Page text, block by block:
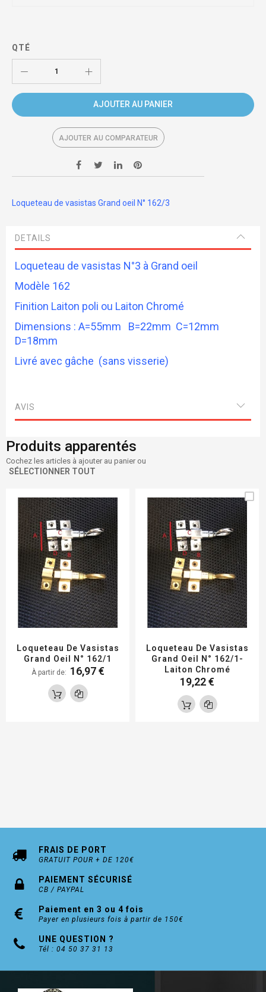
QTÉ
AJOUTER AU PANIER
AJOUTER AU COMPARATEUR
Loqueteau de vasistas Grand oeil N° 162/3
DETAILS
Loqueteau de vasistas N°3 à Grand oeil
Modèle 162
Finition Laiton poli ou Laiton Chromé
Dimensions : A=55mm B=22mm C=12mm
D=18mm
Livré avec gâche (sans visserie)
AVIS
Produits apparentés
Cochez les articles à ajouter au panier ou
SÉLECTIONNER TOUT
Loqueteau De Vasistas
Grand Oeil N° 162/1
À partir de 16,97 €
Loqueteau De Vasistas
Grand Oeil N° 162/1-
Laiton Chromé
19,22 €
FRAIS DE PORT
GRATUIT POUR + DE 120€
PAIEMENT SÉCURISÉ
CB / PAYPAL
Paiement en 3 ou 4 fois
Payer en plusieurs fois à partir de 150€
UNE QUESTION ?
Tél : 04 50 37 31 13